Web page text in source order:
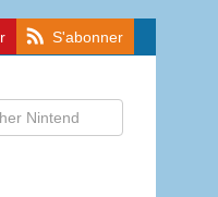
S'abonner